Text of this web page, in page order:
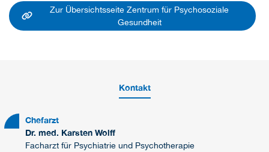
Zur Übersichtsseite Zentrum für Psychosoziale
Gesundheit
Kontakt
Chefarzt
Dr. med. Karsten Wolff
Facharzt für Psychiatrie und Psychotherapie